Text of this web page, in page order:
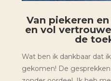
Van piekeren
en vol
de
Wat ben ik dankbaar dat
gekomen! De